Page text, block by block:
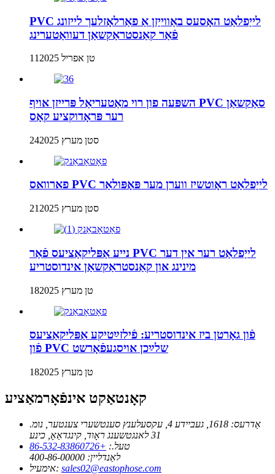
PVC לייַפלאַט האָסעס באַווייַזן אַ פאַרלאָזלעך לייזונג
פֿאַר קאַנסטראַקשאַן דעוואַטערינג
11טן אפריל 2025
השפּעה פון רוי מאַטעריאַל פּרייזן אויף PVC סאַקשאַן
רער פּראָדוקציע קאָס
24סטן מערץ 2025
פארוואס PVC לייַפלאַט ראָוטשיז ווערן מער פּאָפּולאַר
21סטן מערץ 2025
נייע אַפּליקאַציעס פֿאַר PVC לייַפלאַט רער אין דער
מינינג און קאַנסטראַקשאַן אינדוסטריע
18טן מערץ 2025
פֿון גאָרטן ביז אינדוסטריע: פֿילזײַטיקע אַפּליקאַציעס
פֿון PVC שלײַכן אויסגעפֿאָרשט
18טן מערץ 2025
קאָנטאַקט אינפֿאָרמאַציע
אַדרעס:
1618, געביידע 4, עקסעלענץ סענטשערי צענטער, נומ.
31 לאנגטשענג ראָוד, קינגדאַאָ, כינע
טעל.: +86-532-83860726
לאַנדליין: 400-86-00000
אימעיל: sales02@eastophose.com